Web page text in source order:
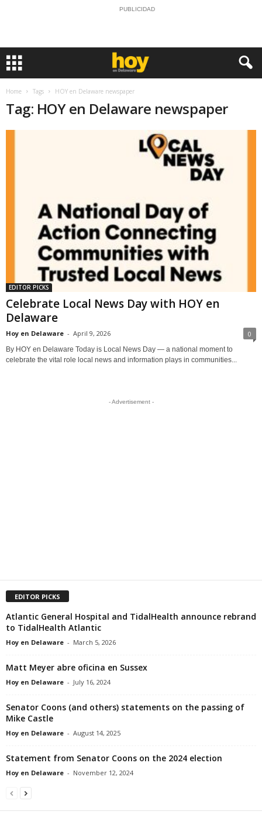
PUBLICIDAD
Home Tags HOY en Delaware newspaper
Tag: HOY en Delaware newspaper
EDITOR PICKS
Celebrate Local News Day with HOY en
Delaware
Hoy en Delaware - April 9, 2026 0
By HOY en Delaware Today is Local News Day — a national moment to
celebrate the vital role local news and information plays in communities...
- Advertisement -
EDITOR PICKS
Atlantic General Hospital and TidalHealth announce rebrand
to TidalHealth Atlantic
Hoy en Delaware - March 5, 2026
Matt Meyer abre oficina en Sussex
Hoy en Delaware - July 16, 2024
Senator Coons (and others) statements on the passing of
Mike Castle
Hoy en Delaware - August 14, 2025
Statement from Senator Coons on the 2024 election
Hoy en Delaware - November 12, 2024